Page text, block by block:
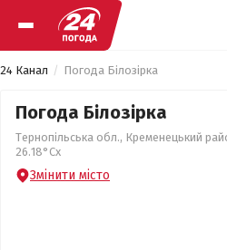
24 Канал Погода Білозірка
Погода Білозірка
Тернопільська обл., Кременецький
26.18°Сх
Змінити місто